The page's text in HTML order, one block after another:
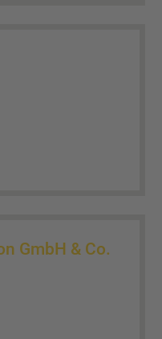
GmbH & Co.